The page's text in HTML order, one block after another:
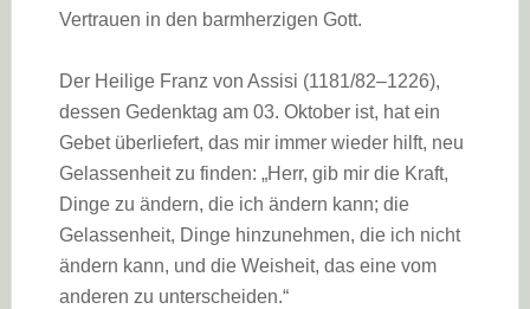
Vertrauen in den barmherzigen Gott.
Der Heilige Franz von Assisi (1181/82–1226),
dessen Gedenktag am 03. Oktober ist, hat ein
Gebet überliefert, das mir immer wieder hilft, neu
Gelassenheit zu finden: „Herr, gib mir die Kraft,
Dinge zu ändern, die ich ändern kann; die
Gelassenheit, Dinge hinzunehmen, die ich nicht
ändern kann, und die Weisheit, das eine vom
anderen zu unterscheiden.“